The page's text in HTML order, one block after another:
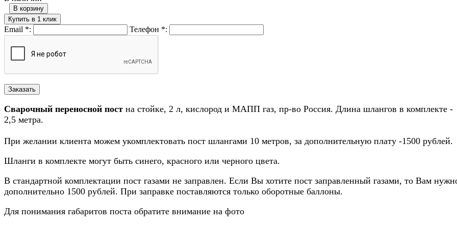
В корзину
Купить в 1 клик
Email *: Телефон *:
Сварочный переносной пост на стойке, 2 л, кислород и МАПП газ, пр-во Россия. Длина шлангов в комплекте -
2,5 метра.
При желании клиента можем укомплектовать пост шлангами 10 метров, за дополнительную плату -1500 рублей.
Шланги в комплекте могут быть синего, красного или черного цвета.
В стандартной комплектации пост газами не заправлен. Если Вы хотите пост заправленный газами, то Вам
дополнительно 1500 рублей. При заправке поставляются только оборотные баллоны.
Для понимания габаритов поста обратите внимание на фото